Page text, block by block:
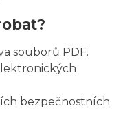
souborů PDF.
bezpečnostních